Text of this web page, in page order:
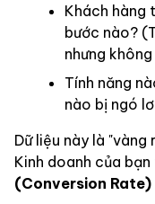
Khách
bước nào?
nhưng
Tính năng
nào bị ngó
Dữ liệu này là
Kinh doanh của
(Conversion Rate)